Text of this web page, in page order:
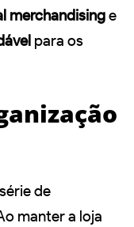
merchandisinge
para os
de
manter a loja